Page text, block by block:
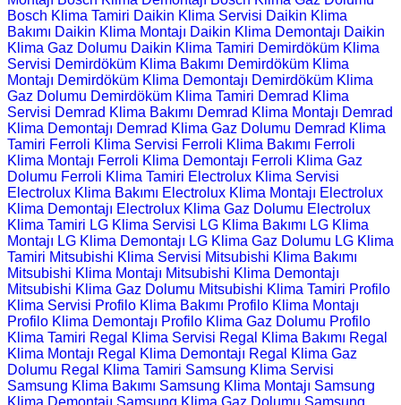
Bosch Klima Tamiri Daikin Klima Servisi Daikin Klima
Bakımı Daikin Klima Montajı Daikin Klima Demontajı Daikin
Klima Gaz Dolumu Daikin Klima Tamiri Demirdöküm Klima
Servisi Demirdöküm Klima Bakımı Demirdöküm Klima
Montajı Demirdöküm Klima Demontajı Demirdöküm Klima
Gaz Dolumu Demirdöküm Klima Tamiri Demrad Klima
Servisi Demrad Klima Bakımı Demrad Klima Montajı Demrad
Klima Demontajı Demrad Klima Gaz Dolumu Demrad Klima
Tamiri Ferroli Klima Servisi Ferroli Klima Bakımı Ferroli
Klima Montajı Ferroli Klima Demontajı Ferroli Klima Gaz
Dolumu Ferroli Klima Tamiri Electrolux Klima Servisi
Electrolux Klima Bakımı Electrolux Klima Montajı Electrolux
Klima Demontajı Electrolux Klima Gaz Dolumu Electrolux
Klima Tamiri LG Klima Servisi LG Klima Bakımı LG Klima
Montajı LG Klima Demontajı LG Klima Gaz Dolumu LG Klima
Tamiri Mitsubishi Klima Servisi Mitsubishi Klima Bakımı
Mitsubishi Klima Montajı Mitsubishi Klima Demontajı
Mitsubishi Klima Gaz Dolumu Mitsubishi Klima Tamiri Profilo
Klima Servisi Profilo Klima Bakımı Profilo Klima Montajı
Profilo Klima Demontajı Profilo Klima Gaz Dolumu Profilo
Klima Tamiri Regal Klima Servisi Regal Klima Bakımı Regal
Klima Montajı Regal Klima Demontajı Regal Klima Gaz
Dolumu Regal Klima Tamiri Samsung Klima Servisi
Samsung Klima Bakımı Samsung Klima Montajı Samsung
Klima Demontajı Samsung Klima Gaz Dolumu Samsung